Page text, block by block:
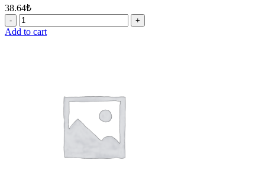
38.64₺
13
-
Add to cart